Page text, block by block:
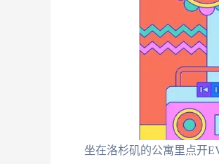
坐在洛杉矶的公寓里点开